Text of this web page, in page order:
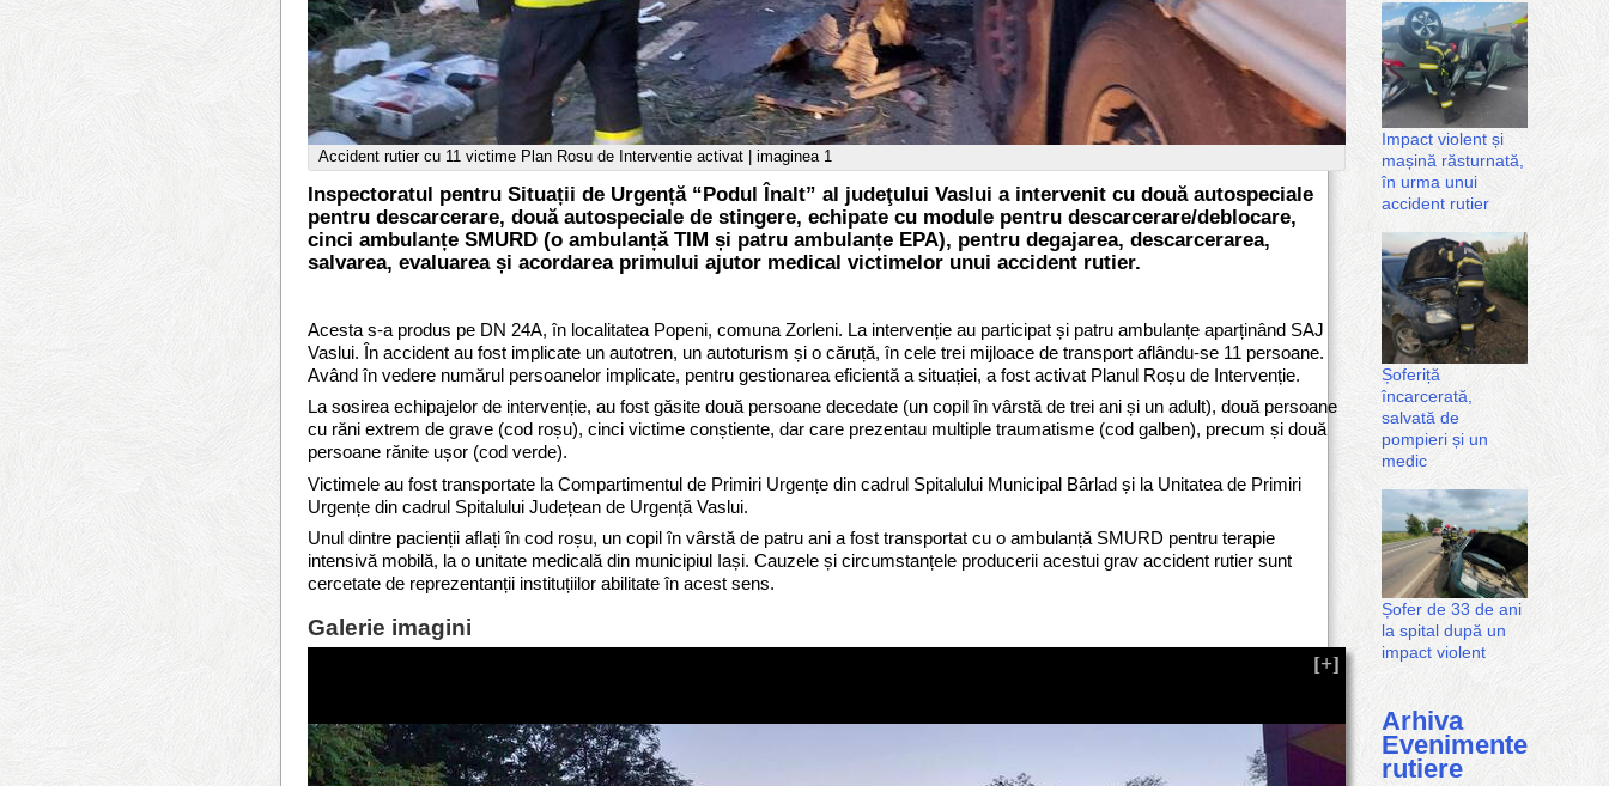
Accident rutier cu 11 victime Plan Rosu de Interventie activat | imaginea 1
Inspectoratul pentru Situații de Urgență “Podul Înalt” al judeţului Vaslui a intervenit cu două autospeciale
pentru descarcerare, două autospeciale de stingere, echipate cu module pentru descarcerare/deblocare,
cinci ambulanțe SMURD (o ambulanță TIM și patru ambulanțe EPA), pentru degajarea, descarcerarea,
salvarea, evaluarea și acordarea primului ajutor medical victimelor unui accident rutier.
Acesta s-a produs pe DN 24A, în localitatea Popeni, comuna Zorleni. La intervenție au participat și patru ambulanțe aparținând SAJ
Vaslui. În accident au fost implicate un autotren, un autoturism și o căruță, în cele trei mijloace de transport aflându-se 11 persoane.
Având în vedere numărul persoanelor implicate, pentru gestionarea eficientă a situației, a fost activat Planul Roșu de Intervenție.
La sosirea echipajelor de intervenție, au fost găsite două persoane decedate (un copil în vârstă de trei ani și un adult), două persoane
cu răni extrem de grave (cod roșu), cinci victime conștiente, dar care prezentau multiple traumatisme (cod galben), precum și două
persoane rănite ușor (cod verde).
Victimele au fost transportate la Compartimentul de Primiri Urgențe din cadrul Spitalului Municipal Bârlad și la Unitatea de Primiri
Urgențe din cadrul Spitalului Județean de Urgență Vaslui.
Unul dintre pacienții aflați în cod roșu, un copil în vârstă de patru ani a fost transportat cu o ambulanță SMURD pentru terapie
intensivă mobilă, la o unitate medicală din municipiul Iași. Cauzele și circumstanțele producerii acestui grav accident rutier sunt
cercetate de reprezentanții instituțiilor abilitate în acest sens.
Galerie imagini
Impact violent și
mașină răsturnată,
în urma unui
accident rutier
Șoferiță
încarcerată,
salvată de
pompieri și un
medic
Șofer de 33 de ani
la spital după un
impact violent
Arhiva
Evenimente
rutiere